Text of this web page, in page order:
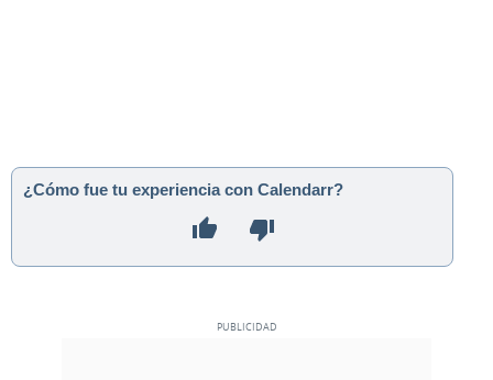
¿Cómo fue tu experiencia con Calendarr?